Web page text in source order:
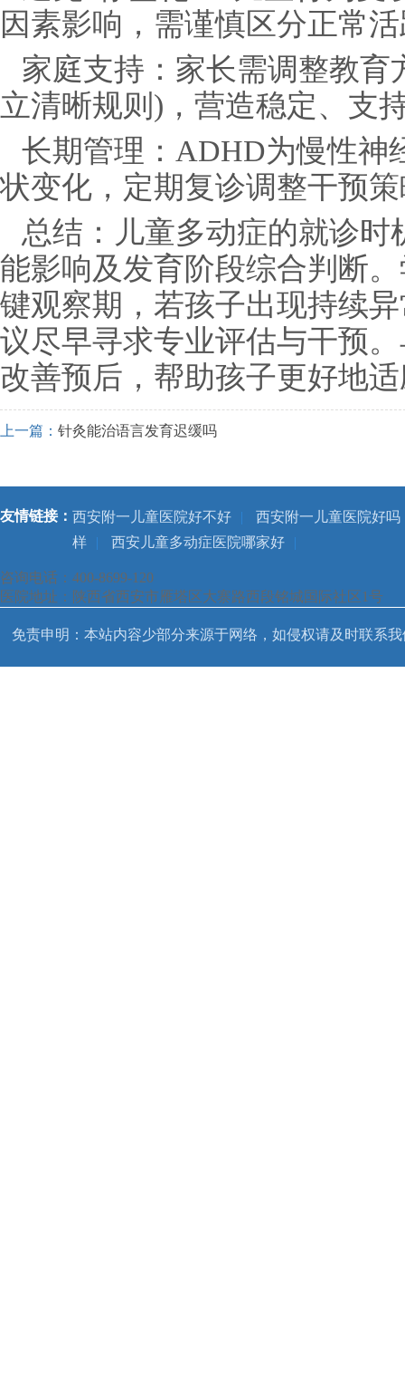
因素影响，需谨慎区分正常
家庭支持：家长需调整教
立清晰规则)，营造稳定、支
长期管理：ADHD为慢性神
状变化，定期复诊调整干预
总结：儿童多动症的就诊
能影响及发育阶段综合判断
键观察期，若孩子出现持续
议尽早寻求专业评估与干预
改善预后，帮助孩子更好地
上一篇： 针灸能治语言发育迟缓吗
友情链接： 西安附一儿童医院好不好 |
西安附一儿童医院好吗
样
| 西安儿童多动症医院哪家好 |
咨询电话：400-8699-120
医院地址：陕西省西安市雁塔区大寨路西段铭城国际社区1号
免责申明：本站内容少部分来源于网络，如侵权请及时联系